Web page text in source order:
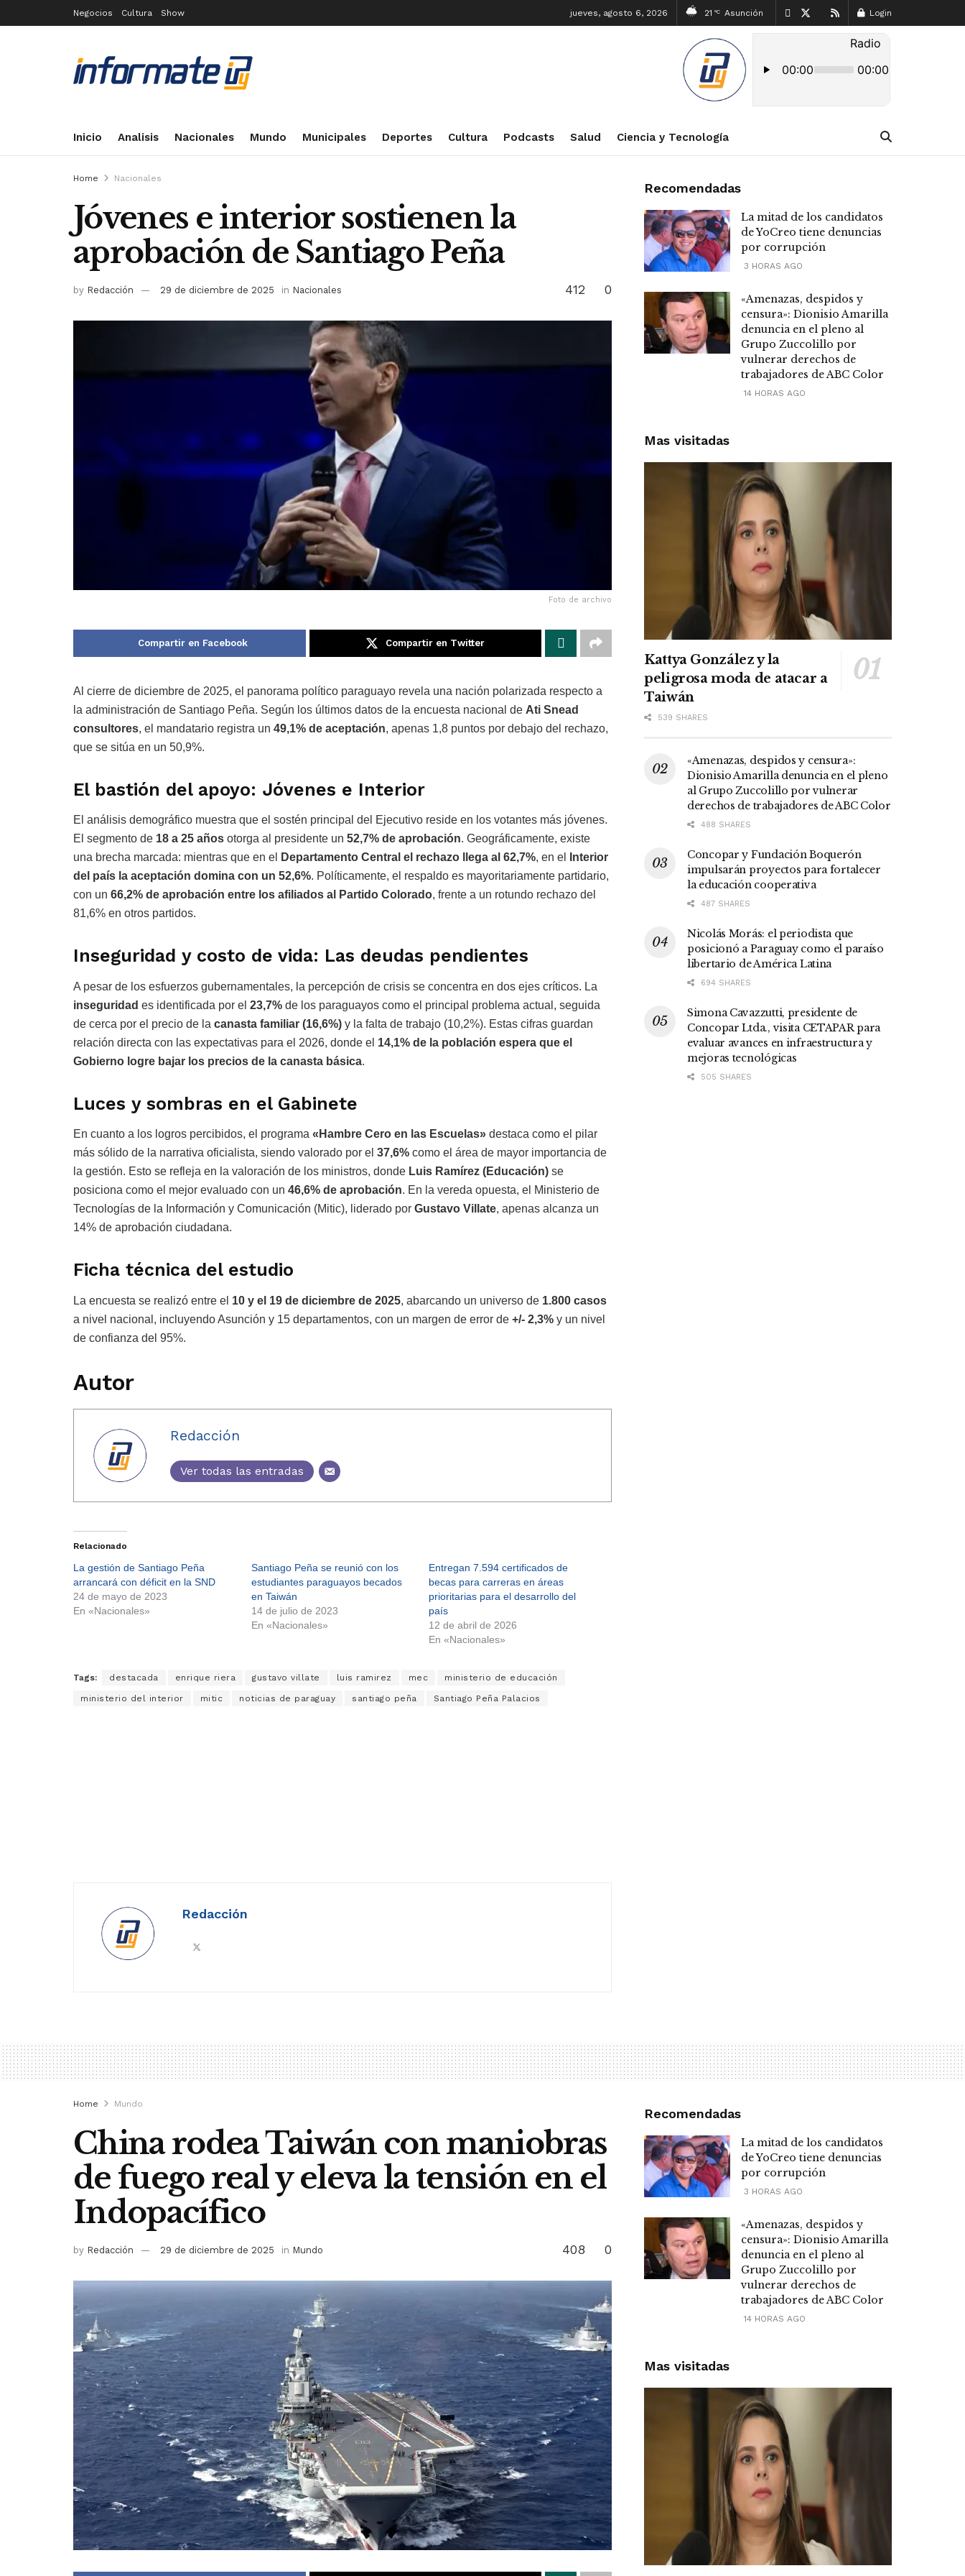
Negocios Cultura Show jueves, agosto 6, 2026 21 °C Asunción Login
Inicio Analisis Nacionales Mundo Municipales Deportes Cultura Podcasts Salud Ciencia y Tecnología
Home Nacionales
Jóvenes e interior sostienen la
aprobación de Santiago Peña
by Redacción 29 de diciembre de 2025 in Nacionales 412 0
Foto de archivo
Compartir en Facebook Compartir en Twitter
Al cierre de diciembre de 2025, el panorama político paraguayo revela una nación polarizada respecto a
la administración de Santiago Peña. Según los últimos datos de la encuesta nacional de Ati Snead
consultores, el mandatario registra un 49,1% de aceptación, apenas 1,8 puntos por debajo del rechazo,
que se sitúa en un 50,9%.
El bastión del apoyo: Jóvenes e Interior
El análisis demográfico muestra que el sostén principal del Ejecutivo reside en los votantes más jóvenes.
El segmento de 18 a 25 años otorga al presidente un 52,7% de aprobación. Geográficamente, existe
una brecha marcada: mientras que en el
Departamento Central el rechazo llega al 62,7%, en el
Interior
del país la aceptación domina con un 52,6%. Políticamente, el respaldo es mayoritariamente partidario,
con un 66,2% de aprobación entre los afiliados al Partido Colorado, frente a un rotundo rechazo del
81,6% en otros partidos.
Inseguridad y costo de vida: Las deudas pendientes
A pesar de los esfuerzos gubernamentales, la percepción de crisis se concentra en dos ejes críticos. La
inseguridad es identificada por el 23,7% de los paraguayos como el principal problema actual, seguida
de cerca por el precio de la canasta familiar (16,6%) y la falta de trabajo (10,2%). Estas cifras guardan
relación directa con las expectativas para el 2026, donde el 14,1% de la población espera que el
Gobierno logre bajar los precios de la canasta básica.
Luces y sombras en el Gabinete
En cuanto a los logros percibidos, el programa «Hambre Cero en las Escuelas» destaca como el pilar
más sólido de la narrativa oficialista, siendo valorado por el 37,6% como el área de mayor importancia de
la gestión. Esto se refleja en la valoración de los ministros, donde Luis Ramírez (Educación) se
posiciona como el mejor evaluado con un 46,6% de aprobación. En la vereda opuesta, el Ministerio de
Tecnologías de la Información y Comunicación (Mitic), liderado por Gustavo Villate, apenas alcanza un
14% de aprobación ciudadana.
Ficha técnica del estudio
La encuesta se realizó entre el 10 y el 19 de diciembre de 2025, abarcando un universo de 1.800 casos
a nivel nacional, incluyendo Asunción y 15 departamentos, con un margen de error de +/- 2,3% y un nivel
de confianza del 95%.
Autor
Redacción
Ver todas las entradas
Relacionado
La gestión de Santiago Peña
arrancará con déficit en la SND
24 de mayo de 2023
En «Nacionales»
Santiago Peña se reunió con los
estudiantes paraguayos becados
en Taiwán
14 de julio de 2023
En «Nacionales»
Entregan 7.594 certificados de
becas para carreras en áreas
prioritarias para el desarrollo del
país
12 de abril de 2026
En «Nacionales»
Tags: destacada enrique riera gustavo villate luis ramirez mec ministerio de educación
ministerio del interior mitic noticias de paraguay santiago peña Santiago Peña Palacios
Redacción
Recomendadas
La mitad de los candidatos
de YoCreo tiene denuncias
por corrupción
3 HORAS AGO
«Amenazas, despidos y
censura»: Dionisio Amarilla
denuncia en el pleno al
Grupo Zuccolillo por
vulnerar derechos de
trabajadores de ABC Color
14 HORAS AGO
Mas visitadas
Kattya González y la
peligrosa moda de atacar a
Taiwán
539 SHARES
«Amenazas, despidos y censura»:
Dionisio Amarilla denuncia en el pleno
al Grupo Zuccolillo por vulnerar
derechos de trabajadores de ABC Color
488 SHARES
Concopar y Fundación Boquerón
impulsarán proyectos para fortalecer
la educación cooperativa
487 SHARES
Nicolás Morás: el periodista que
posicionó a Paraguay como el paraíso
libertario de América Latina
694 SHARES
Simona Cavazzutti, presidente de
Concopar Ltda., visita CETAPAR para
evaluar avances en infraestructura y
mejoras tecnológicas
505 SHARES
Home Mundo
China rodea Taiwán con maniobras
de fuego real y eleva la tensión en el
Indopacífico
by Redacción 29 de diciembre de 2025 in Mundo 408 0
Recomendadas
La mitad de los candidatos
de YoCreo tiene denuncias
por corrupción
3 HORAS AGO
«Amenazas, despidos y
censura»: Dionisio Amarilla
denuncia en el pleno al
Grupo Zuccolillo por
vulnerar derechos de
trabajadores de ABC Color
14 HORAS AGO
Mas visitadas